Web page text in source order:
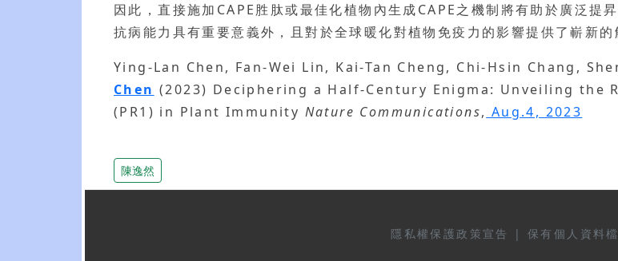
因此，直接施加CAPE胜肽或最佳化植物內生成CAPE之機制將有助於廣泛提
抗病能力具有重要意義外，且對於全球暖化對植物免疫力的影響提供了嶄新的
Ying-Lan Chen, Fan-Wei Lin, Kai-Tan Cheng, Chi-Hsin Chang,
Chen (2023) Deciphering a Half-Century Enigma: Unveiling the
(PR1) in Plant Immunity Nature Communications, Aug.4, 2023
陳逸然
隱私權保護政策宣告 | 保有個人資料